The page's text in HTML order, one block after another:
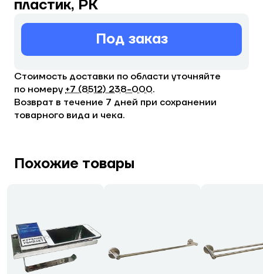
пластик, РК
Под заказ
Стоимость доставки по области уточняйте
по номеру +7 (8512) 238−000.
Возврат в течение 7 дней при сохранении
товарного вида и чека.
Похожие товары